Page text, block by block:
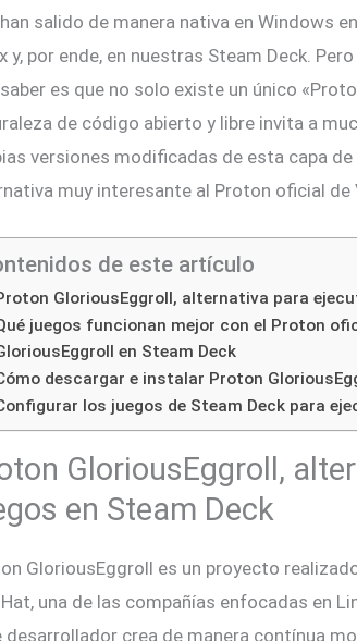
salido de manera nativa en Windows
y, por ende, en nuestras Steam Deck.
es que no solo existe un único
de código abierto y libre invita a
versiones modificadas de esta capa
muy interesante al Proton oficial de
de este artículo
GloriousEggroll, alternativa para
juegos funcionan mejor con el Proton
en Steam Deck
descargar e instalar Proton
los juegos de Steam Deck para
GloriousEggroll,
en Steam Deck
GloriousEggroll es un proyecto
Hat, una de las compañías enfocadas en
desarrollador crea de manera contínua